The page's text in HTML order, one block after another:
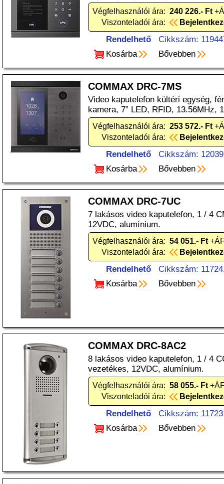
Végfelhasználói ára: 240 226.- Ft
Viszonteladói ára:
Rendelhető
Cikkszám:
Kosárba
Bővebben
COMMAX DRC-7MS
Video kaputelefon kültéri egység,
kamera, 7” LED, RFID, 13.56MHz,
Végfelhasználói ára: 253 572.- Ft
Viszonteladói ára:
Rendelhető
Cikkszám:
Kosárba
Bővebben
COMMAX DRC-7UC
7 lakásos video kaputelefon, 1 / 4
12VDC, alumínium.
Végfelhasználói ára: 54 051.- Ft
Viszonteladói ára:
Rendelhető
Cikkszám:
Kosárba
Bővebben
COMMAX DRC-8AC2
8 lakásos video kaputelefon, 1 / 4
vezetékes, 12VDC, alumínium.
Végfelhasználói ára: 58 055.- Ft
Viszonteladói ára:
Rendelhető
Cikkszám:
Kosárba
Bővebben